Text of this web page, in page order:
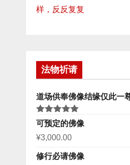
样，反反复复
法物祈请
道场供奉佛像结缘仅此一
评分5.00
&sol; 5
可预定的佛像
¥3,000.00
修行必请佛像